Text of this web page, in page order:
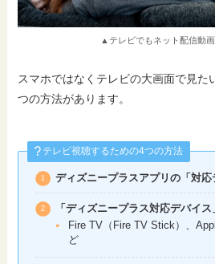
▲テレビでもネット配信動
スマホではなくテレビの大画面で見た
つの方法があります。
テレビ視聴するための4つの方法
ディズニープラスアプリの「対応
「ディズニープラス対応デバイ
Fire TV（Fire TV Stick）、
ど